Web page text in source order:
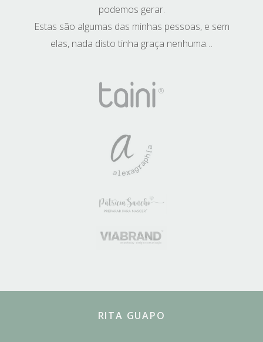
podemos gerar.
Estas são algumas das minhas pessoas, e sem
elas, nada disto tinha graça nenhuma…
RITA GUAPO